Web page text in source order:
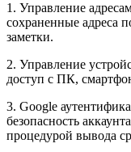
1. Управление
сохраненные адреса
заметки.
2. Управление
доступ с ПК,
3. Google
безопасность
процедурой вывода